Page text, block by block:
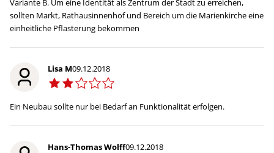
Variante B. Um eine Identität als Zentrum der Stadt zu erreichen,
sollten Markt, Rathausinnenhof und Bereich um die Marienkirche eine
einheitliche Pflasterung bekommen
Lisa M09.12.2018
Ein Neubau sollte nur bei Bedarf an Funktionalität erfolgen.
Hans-Thomas Wolff09.12.2018